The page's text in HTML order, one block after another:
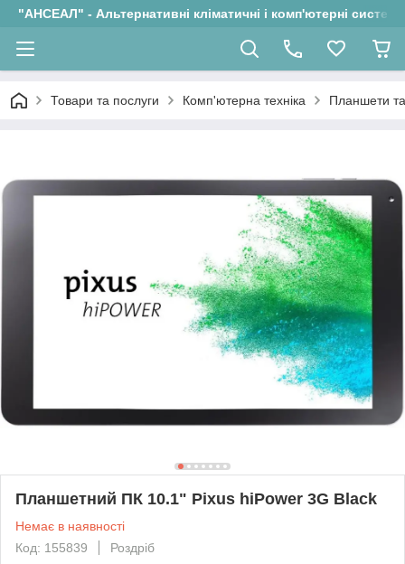
"АНСЕАЛ" - Альтернативні кліматичні і комп'ютерні системи
Товари та послуги Комп'ютерна техніка Планшети та
Планшетний ПК 10.1" Pixus hiPower 3G Black
Немає в наявності
Код: 155839
Роздріб